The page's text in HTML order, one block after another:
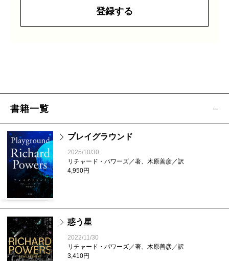
登録する
書籍一覧
プレイグラウンド
2025/10/30
リチャード・パワーズ／著、木原善彦／訳
4,950円
惑う星
2022/11/30
リチャード・パワーズ／著、木原善彦／訳
3,410円